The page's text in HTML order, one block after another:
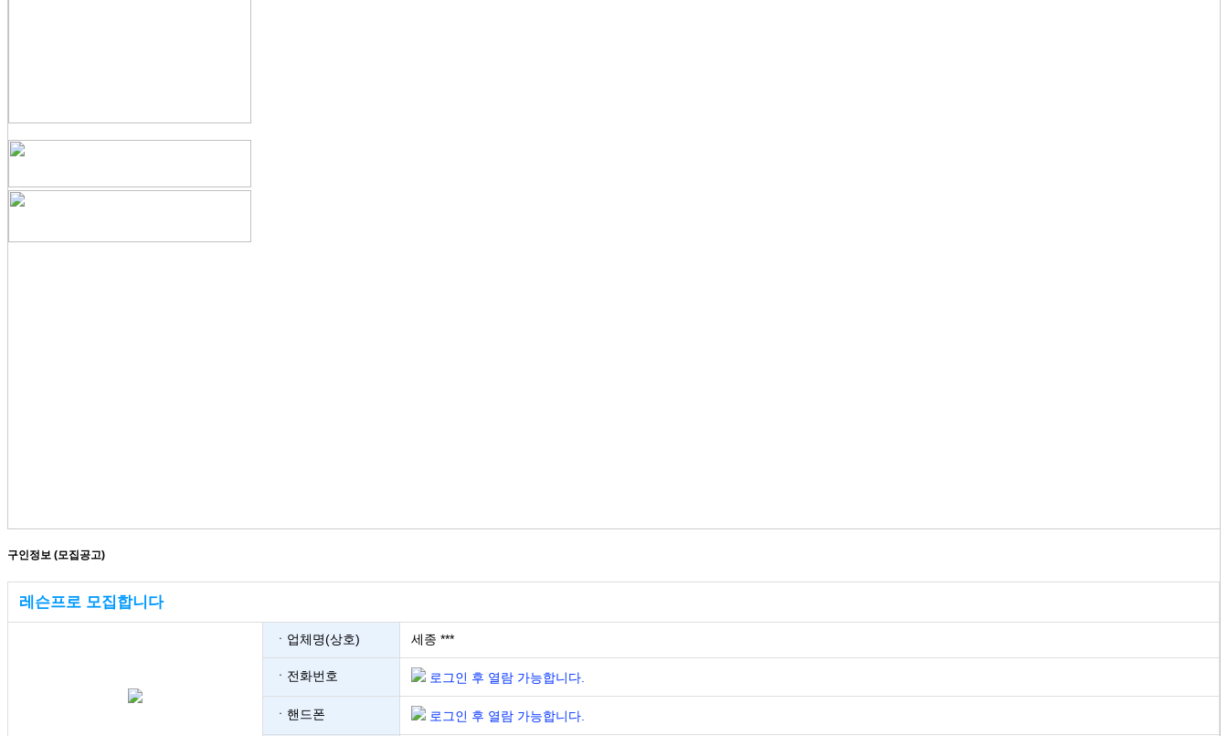
구인정보 (모집공고)
레슨프로 모집합니다
ㆍ업체명(상호) 세종 ***
ㆍ전화번호 로그인 후 열람 가능합니다.
ㆍ핸드폰 로그인 후 열람 가능합니다.